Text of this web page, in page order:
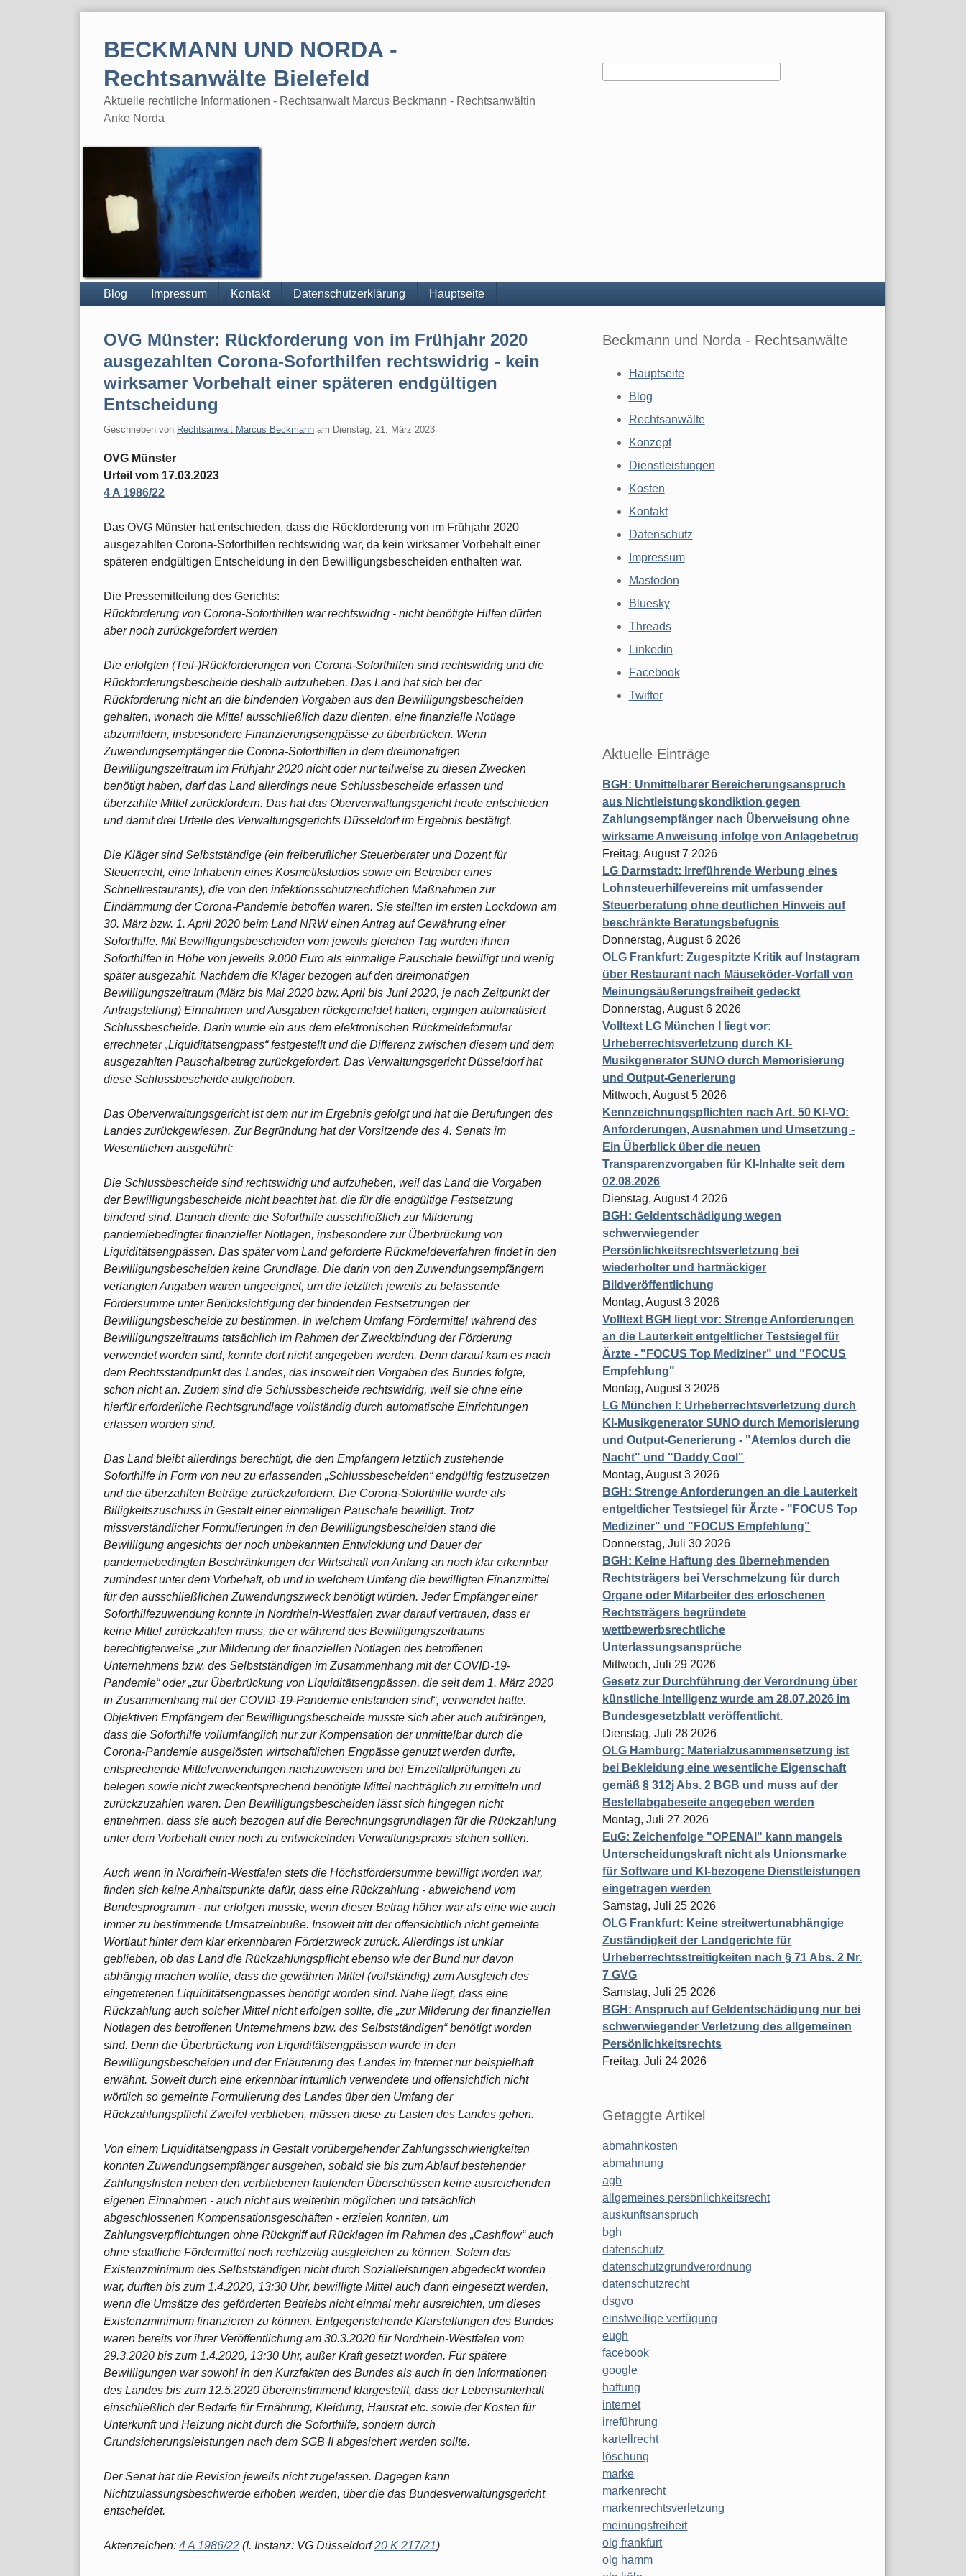
BECKMANN UND NORDA -
Rechtsanwälte Bielefeld
Aktuelle rechtliche Informationen - Rechtsanwalt Marcus Beckmann - Rechtsanwältin
Anke Norda
Blog Impressum Kontakt Datenschutzerklärung Hauptseite
OVG Münster: Rückforderung von im Frühjahr 2020
ausgezahlten Corona-Soforthilfen rechtswidrig - kein
wirksamer Vorbehalt einer späteren endgültigen
Entscheidung
Geschrieben von Rechtsanwalt Marcus Beckmann am Dienstag, 21. März 2023
OVG Münster
Urteil vom 17.03.2023
4 A 1986/22
Das OVG Münster hat entschieden, dass die Rückforderung von im Frühjahr 2020
ausgezahlten Corona-Soforthilfen rechtswidrig war, da kein wirksamer Vorbehalt einer
späteren endgültigen Entscheidung in den Bewilligungsbescheiden enthalten war.
Die Pressemitteilung des Gerichts:
Rückforderung von Corona-Soforthilfen war rechtswidrig - nicht benötigte Hilfen dürfen
aber noch zurückgefordert werden
Die erfolgten (Teil-)Rückforderungen von Corona-Soforthilfen sind rechtswidrig und die
Rückforderungsbescheide deshalb aufzuheben. Das Land hat sich bei der
Rückforderung nicht an die bindenden Vorgaben aus den Bewilligungsbescheiden
gehalten, wonach die Mittel ausschließlich dazu dienten, eine finanzielle Notlage
abzumildern, insbesondere Finanzierungsengpässe zu überbrücken. Wenn
Zuwendungsempfänger die Corona-Soforthilfen in dem dreimonatigen
Bewilligungszeitraum im Frühjahr 2020 nicht oder nur teilweise zu diesen Zwecken
benötigt haben, darf das Land allerdings neue Schlussbescheide erlassen und
überzahlte Mittel zurückfordern. Das hat das Oberverwaltungsgericht heute entschieden
und damit drei Urteile des Verwaltungsgerichts Düsseldorf im Ergebnis bestätigt.
Die Kläger sind Selbstständige (ein freiberuflicher Steuerberater und Dozent für
Steuerrecht, eine Inhaberin eines Kosmetikstudios sowie ein Betreiber eines
Schnellrestaurants), die von den infektionsschutzrechtlichen Maßnahmen zur
Eindämmung der Corona-Pandemie betroffen waren. Sie stellten im ersten Lockdown am
30. März bzw. 1. April 2020 beim Land NRW einen Antrag auf Gewährung einer
Soforthilfe. Mit Bewilligungsbescheiden vom jeweils gleichen Tag wurden ihnen
Soforthilfen in Höhe von jeweils 9.000 Euro als einmalige Pauschale bewilligt und wenig
später ausgezahlt. Nachdem die Kläger bezogen auf den dreimonatigen
Bewilligungszeitraum (März bis Mai 2020 bzw. April bis Juni 2020, je nach Zeitpunkt der
Antragstellung) Einnahmen und Ausgaben rückgemeldet hatten, ergingen automatisiert
Schlussbescheide. Darin wurde ein aus dem elektronischen Rückmeldeformular
errechneter „Liquiditätsengpass“ festgestellt und die Differenz zwischen diesem und dem
ausgezahlten Pauschalbetrag zurückgefordert. Das Verwaltungsgericht Düsseldorf hat
diese Schlussbescheide aufgehoben.
Das Oberverwaltungsgericht ist dem nur im Ergebnis gefolgt und hat die Berufungen des
Landes zurückgewiesen. Zur Begründung hat der Vorsitzende des 4. Senats im
Wesentlichen ausgeführt:
Die Schlussbescheide sind rechtswidrig und aufzuheben, weil das Land die Vorgaben
der Bewilligungsbescheide nicht beachtet hat, die für die endgültige Festsetzung
bindend sind. Danach diente die Soforthilfe ausschließlich zur Milderung
pandemiebedingter finanzieller Notlagen, insbesondere zur Überbrückung von
Liquiditätsengpässen. Das später vom Land geforderte Rückmeldeverfahren findet in den
Bewilligungsbescheiden keine Grundlage. Die darin von den Zuwendungsempfängern
verlangten Angaben waren ungeeignet, um die letztlich jeweils zu belassende
Fördersumme unter Berücksichtigung der bindenden Festsetzungen der
Bewilligungsbescheide zu bestimmen. In welchem Umfang Fördermittel während des
Bewilligungszeitraums tatsächlich im Rahmen der Zweckbindung der Förderung
verwendet worden sind, konnte dort nicht angegeben werden. Denn darauf kam es nach
dem Rechtsstandpunkt des Landes, das insoweit den Vorgaben des Bundes folgte,
schon nicht an. Zudem sind die Schlussbescheide rechtswidrig, weil sie ohne eine
hierfür erforderliche Rechtsgrundlage vollständig durch automatische Einrichtungen
erlassen worden sind.
Das Land bleibt allerdings berechtigt, die den Empfängern letztlich zustehende
Soforthilfe in Form von neu zu erlassenden „Schlussbescheiden“ endgültig festzusetzen
und die überzahlten Beträge zurückzufordern. Die Corona-Soforthilfe wurde als
Billigkeitszuschuss in Gestalt einer einmaligen Pauschale bewilligt. Trotz
missverständlicher Formulierungen in den Bewilligungsbescheiden stand die
Bewilligung angesichts der noch unbekannten Entwicklung und Dauer der
pandemiebedingten Beschränkungen der Wirtschaft von Anfang an noch klar erkennbar
zumindest unter dem Vorbehalt, ob und in welchem Umfang die bewilligten Finanzmittel
für den ausschließlichen Zuwendungszweck benötigt würden. Jeder Empfänger einer
Soforthilfezuwendung konnte in Nordrhein-Westfalen zwar darauf vertrauen, dass er
keine Mittel zurückzahlen muss, die er während des Bewilligungszeitraums
berechtigterweise „zur Milderung der finanziellen Notlagen des betroffenen
Unternehmens bzw. des Selbstständigen im Zusammenhang mit der COVID-19-
Pandemie“ oder „zur Überbrückung von Liquiditätsengpässen, die seit dem 1. März 2020
in Zusammenhang mit der COVID-19-Pandemie entstanden sind“, verwendet hatte.
Objektiven Empfängern der Bewilligungsbescheide musste sich aber auch aufdrängen,
dass die Soforthilfe vollumfänglich nur zur Kompensation der unmittelbar durch die
Corona-Pandemie ausgelösten wirtschaftlichen Engpässe genutzt werden durfte,
entsprechende Mittelverwendungen nachzuweisen und bei Einzelfallprüfungen zu
belegen sowie nicht zweckentsprechend benötigte Mittel nachträglich zu ermitteln und
zurückzuzahlen waren. Den Bewilligungsbescheiden lässt sich hingegen nicht
entnehmen, dass sie auch bezogen auf die Berechnungsgrundlagen für die Rückzahlung
unter dem Vorbehalt einer noch zu entwickelnden Verwaltungspraxis stehen sollten.
Auch wenn in Nordrhein-Westfalen stets die Höchstfördersumme bewilligt worden war,
finden sich keine Anhaltspunkte dafür, dass eine Rückzahlung - abweichend vom
Bundesprogramm - nur erfolgen musste, wenn dieser Betrag höher war als eine wie auch
immer zu bestimmende Umsatzeinbuße. Insoweit tritt der offensichtlich nicht gemeinte
Wortlaut hinter dem klar erkennbaren Förderzweck zurück. Allerdings ist unklar
geblieben, ob das Land die Rückzahlungspflicht ebenso wie der Bund nur davon
abhängig machen wollte, dass die gewährten Mittel (vollständig) zum Ausgleich des
eingetretenen Liquiditätsengpasses benötigt worden sind. Nahe liegt, dass eine
Rückzahlung auch solcher Mittel nicht erfolgen sollte, die „zur Milderung der finanziellen
Notlagen des betroffenen Unternehmens bzw. des Selbstständigen“ benötigt worden
sind. Denn die Überbrückung von Liquiditätsengpässen wurde in den
Bewilligungsbescheiden und der Erläuterung des Landes im Internet nur beispielhaft
erwähnt. Soweit durch eine erkennbar irrtümlich verwendete und offensichtlich nicht
wörtlich so gemeinte Formulierung des Landes über den Umfang der
Rückzahlungspflicht Zweifel verblieben, müssen diese zu Lasten des Landes gehen.
Von einem Liquiditätsengpass in Gestalt vorübergehender Zahlungsschwierigkeiten
konnten Zuwendungsempfänger ausgehen, sobald sie bis zum Ablauf bestehender
Zahlungsfristen neben den verbliebenen laufenden Überschüssen keine ausreichenden
eigenen Einnahmen - auch nicht aus weiterhin möglichen und tatsächlich
abgeschlossenen Kompensationsgeschäften - erzielen konnten, um
Zahlungsverpflichtungen ohne Rückgriff auf Rücklagen im Rahmen des „Cashflow“ auch
ohne staatliche Fördermittel noch rechtzeitig ausgleichen zu können. Sofern das
Existenzminimum des Selbstständigen nicht durch Sozialleistungen abgedeckt worden
war, durften bis zum 1.4.2020, 13:30 Uhr, bewilligte Mittel auch dann eingesetzt werden,
wenn die Umsätze des geförderten Betriebs nicht einmal mehr ausreichten, um dieses
Existenzminimum finanzieren zu können. Entgegenstehende Klarstellungen des Bundes
waren bereits vor ihrer Veröffentlichung am 30.3.2020 für Nordrhein-Westfalen vom
29.3.2020 bis zum 1.4.2020, 13:30 Uhr, außer Kraft gesetzt worden. Für spätere
Bewilligungen war sowohl in den Kurzfakten des Bundes als auch in den Informationen
des Landes bis zum 12.5.2020 übereinstimmend klargestellt, dass der Lebensunterhalt
einschließlich der Bedarfe für Ernährung, Kleidung, Hausrat etc. sowie der Kosten für
Unterkunft und Heizung nicht durch die Soforthilfe, sondern durch
Grundsicherungsleistungen nach dem SGB II abgesichert werden sollte.
Der Senat hat die Revision jeweils nicht zugelassen. Dagegen kann
Nichtzulassungsbeschwerde erhoben werden, über die das Bundesverwaltungsgericht
entscheidet.
Aktenzeichen: 4 A 1986/22 (I. Instanz: VG Düsseldorf20 K 217/21)
Beckmann und Norda - Rechtsanwälte
Hauptseite
Blog
Rechtsanwälte
Konzept
Dienstleistungen
Kosten
Kontakt
Datenschutz
Impressum
Mastodon
Bluesky
Threads
Linkedin
Facebook
Twitter
Aktuelle Einträge
BGH: Unmittelbarer Bereicherungsanspruch
aus Nichtleistungskondiktion gegen
Zahlungsempfänger nach Überweisung ohne
wirksame Anweisung infolge von Anlagebetrug
Freitag, August 7 2026
LG Darmstadt: Irreführende Werbung eines
Lohnsteuerhilfevereins mit umfassender
Steuerberatung ohne deutlichen Hinweis auf
beschränkte Beratungsbefugnis
Donnerstag, August 6 2026
OLG Frankfurt: Zugespitzte Kritik auf Instagram
über Restaurant nach Mäuseköder-Vorfall von
Meinungsäußerungsfreiheit gedeckt
Donnerstag, August 6 2026
Volltext LG München I liegt vor:
Urheberrechtsverletzung durch KI-
Musikgenerator SUNO durch Memorisierung
und Output-Generierung
Mittwoch, August 5 2026
Kennzeichnungspflichten nach Art. 50 KI-VO:
Anforderungen, Ausnahmen und Umsetzung -
Ein Überblick über die neuen
Transparenzvorgaben für KI-Inhalte seit dem
02.08.2026
Dienstag, August 4 2026
BGH: Geldentschädigung wegen
schwerwiegender
Persönlichkeitsrechtsverletzung bei
wiederholter und hartnäckiger
Bildveröffentlichung
Montag, August 3 2026
Volltext BGH liegt vor: Strenge Anforderungen
an die Lauterkeit entgeltlicher Testsiegel für
Ärzte - "FOCUS Top Mediziner" und "FOCUS
Empfehlung"
Montag, August 3 2026
LG München I: Urheberrechtsverletzung durch
KI-Musikgenerator SUNO durch Memorisierung
und Output-Generierung - "Atemlos durch die
Nacht" und "Daddy Cool"
Montag, August 3 2026
BGH: Strenge Anforderungen an die Lauterkeit
entgeltlicher Testsiegel für Ärzte - "FOCUS Top
Mediziner" und "FOCUS Empfehlung"
Donnerstag, Juli 30 2026
BGH: Keine Haftung des übernehmenden
Rechtsträgers bei Verschmelzung für durch
Organe oder Mitarbeiter des erloschenen
Rechtsträgers begründete
wettbewerbsrechtliche
Unterlassungsansprüche
Mittwoch, Juli 29 2026
Gesetz zur Durchführung der Verordnung über
künstliche Intelligenz wurde am 28.07.2026 im
Bundesgesetzblatt veröffentlicht.
Dienstag, Juli 28 2026
OLG Hamburg: Materialzusammensetzung ist
bei Bekleidung eine wesentliche Eigenschaft
gemäß § 312j Abs. 2 BGB und muss auf der
Bestellabgabeseite angegeben werden
Montag, Juli 27 2026
EuG: Zeichenfolge "OPENAI" kann mangels
Unterscheidungskraft nicht als Unionsmarke
für Software und KI-bezogene Dienstleistungen
eingetragen werden
Samstag, Juli 25 2026
OLG Frankfurt: Keine streitwertunabhängige
Zuständigkeit der Landgerichte für
Urheberrechtsstreitigkeiten nach § 71 Abs. 2 Nr.
7 GVG
Samstag, Juli 25 2026
BGH: Anspruch auf Geldentschädigung nur bei
schwerwiegender Verletzung des allgemeinen
Persönlichkeitsrechts
Freitag, Juli 24 2026
Getaggte Artikel
abmahnkosten
abmahnung
agb
allgemeines persönlichkeitsrecht
auskunftsanspruch
bgh
datenschutz
datenschutzgrundverordnung
datenschutzrecht
dsgvo
einstweilige verfügung
eugh
facebook
google
haftung
internet
irreführung
kartellrecht
löschung
marke
markenrecht
markenrechtsverletzung
meinungsfreiheit
olg frankfurt
olg hamm